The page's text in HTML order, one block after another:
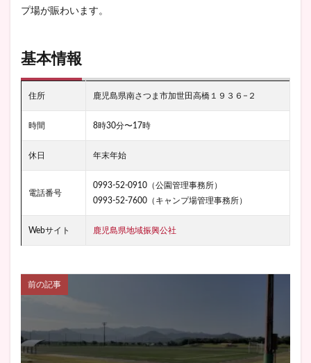
プ場が賑わいます。
基本情報
住所 鹿児島県南さつま市加世田高橋１９３６−２
時間 8時30分〜17時
休日 年末年始
電話番号
0993-52-0910（公園管理事務所）
0993-52-7600（キャンプ場管理事務所）
Webサイト 鹿児島県地域振興公社
前の記事